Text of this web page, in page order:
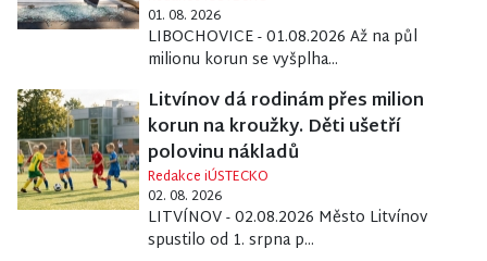
01. 08. 2026
LIBOCHOVICE - 01.08.2026 Až na půl
milionu korun se vyšplha...
Litvínov dá rodinám přes milion
korun na kroužky. Děti ušetří
polovinu nákladů
Redakce iÚSTECKO
02. 08. 2026
LITVÍNOV - 02.08.2026 Město Litvínov
spustilo od 1. srpna p...